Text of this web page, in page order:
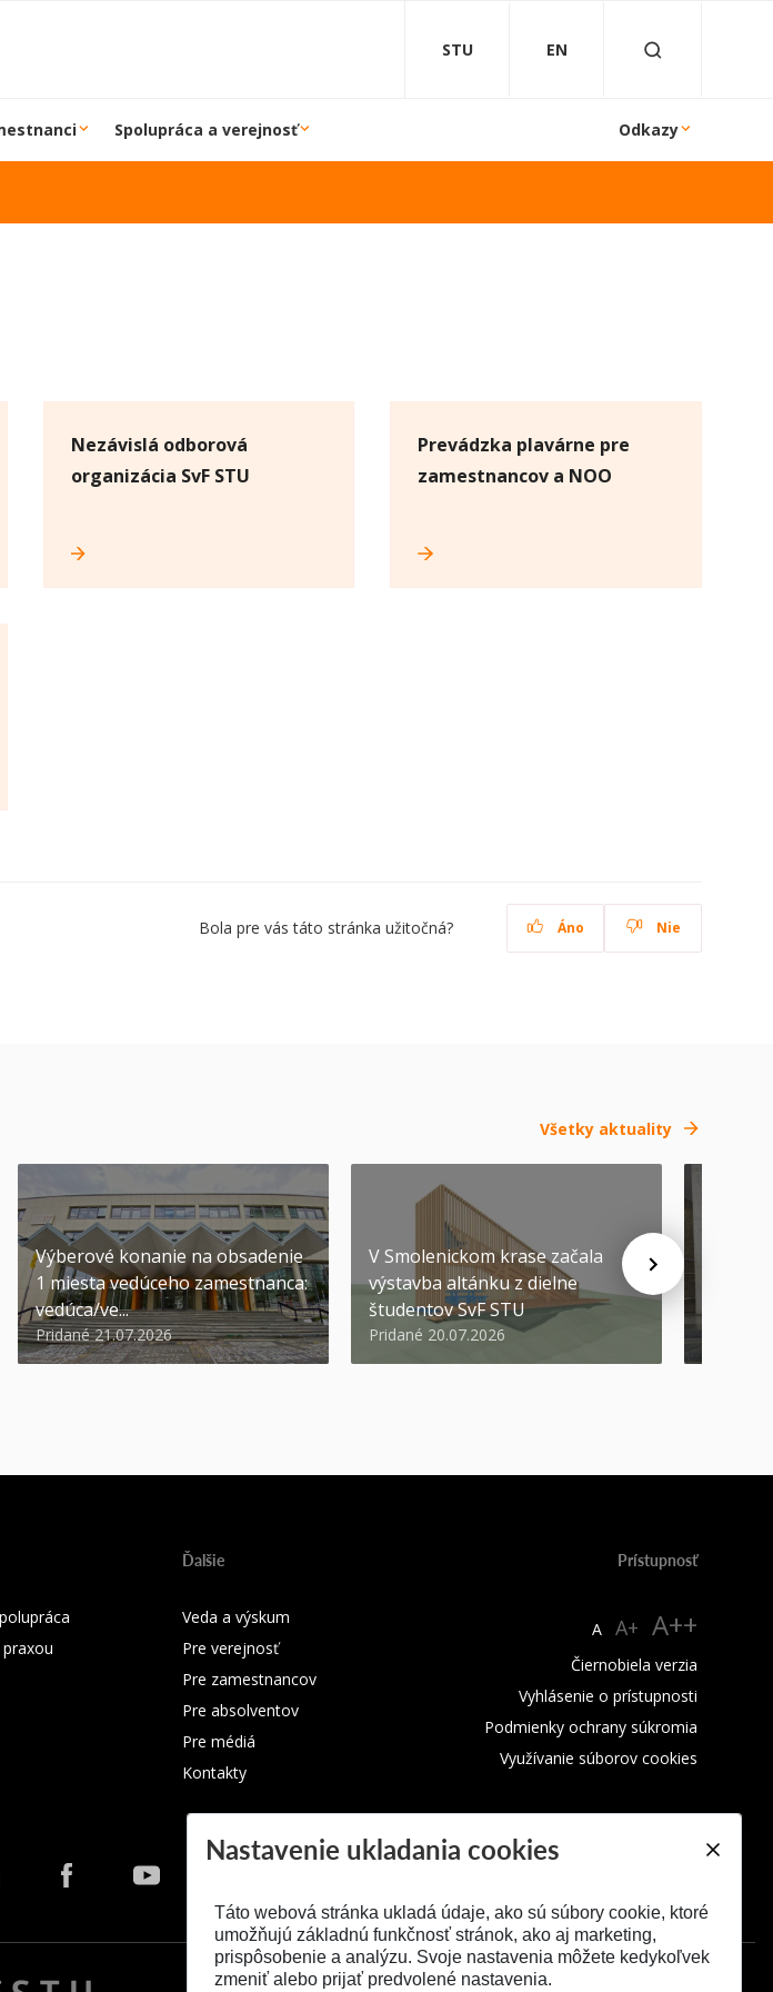
STU EN
Spolupráca a verejnosť Odkazy
Nezávislá odborová
organizácia SvF STU
Prevádzka plavárne pre
zamestnancov a NOO
Bola pre vás táto stránka užitočná? Áno Nie
Všetky aktuality
Výberové konanie na obsadenie
1 miesta vedúceho zamestnanca:
vedúca/ve...
Pridané 21.07.2026
V Smolenickom krase začala
výstavba altánku z dielne
študentov SvF STU
Pridané 20.07.2026
Ďalšie
Veda a výskum
Pre verejnosť
Pre zamestnancov
Pre absolventov
Pre médiá
Kontakty
Prístupnosť
A A+ A++
Čiernobiela verzia
Vyhlásenie o prístupnosti
Podmienky ochrany súkromia
Využívanie súborov cookies
Nastavenie ukladania cookies
Táto webová stránka ukladá údaje, ako sú súbory cookie, ktoré
umožňujú základnú funkčnosť stránok, ako aj marketing,
prispôsobenie a analýzu. Svoje nastavenia môžete kedykoľvek
zmeniť alebo prijať predvolené nastavenia.